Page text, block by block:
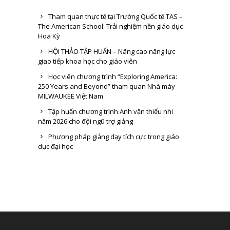
Tham quan thực tế tại Trường Quốc tế TAS –
The American School: Trải nghiệm nền giáo dục
Hoa Kỳ
HỘI THẢO TẬP HUẤN – Nâng cao năng lực
giao tiếp khoa học cho giáo viên
Học viên chương trình “Exploring America:
250 Years and Beyond” tham quan Nhà máy
MILWAUKEE Việt Nam
Tập huấn chương trình Anh văn thiếu nhi
năm 2026 cho đội ngũ trợ giảng
Phương pháp giảng dạy tích cực trong giáo
dục đại học